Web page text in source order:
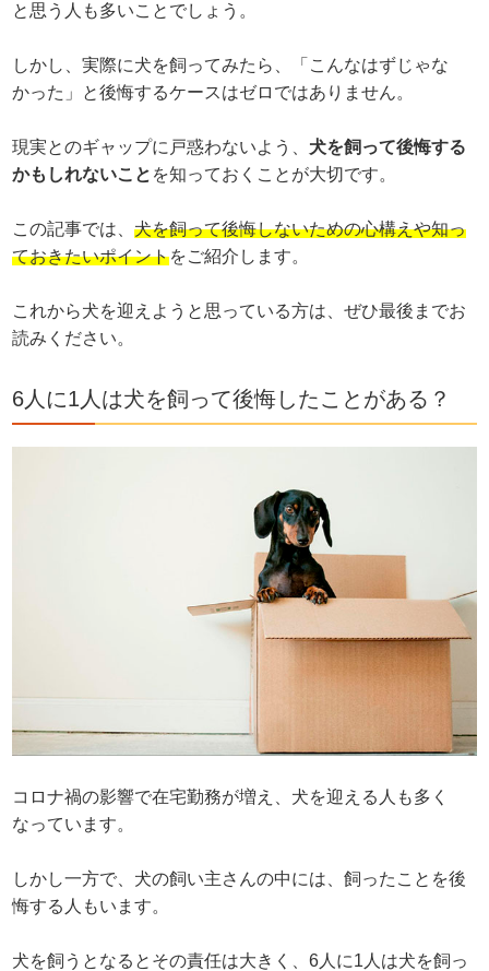
と思う人も多いことでしょう。
しかし、実際に犬を飼ってみたら、「こんなはずじゃな
かった」と後悔するケースはゼロではありません。
現実とのギャップに戸惑わないよう、 犬を飼って後悔する
かもしれないこと を知っておくことが大切です。
この記事では、犬を飼って後悔しないための心構えや知っ
ておきたいポイントをご紹介します。
これから犬を迎えようと思っている方は、ぜひ最後までお
読みください。
6人に1人は犬を飼って後悔したことがある？
コロナ禍の影響で在宅勤務が増え、犬を迎える人も多く
なっています。
しかし一方で、犬の飼い主さんの中には、飼ったことを後
悔する人もいます。
犬を飼うとなるとその責任は大きく、6人に1人は犬を飼っ